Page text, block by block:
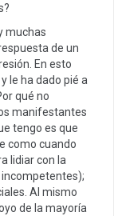
muchas
de un
En esto
le ha dado pié a
qué no
manifestantes
tengo es que
como cuando
lidiar con la
Al mismo
de la mayoría